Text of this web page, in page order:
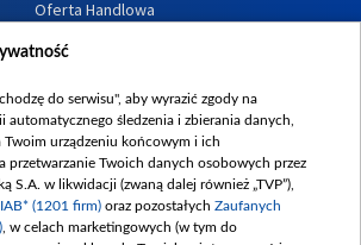
Oferta Handlowa
Dostępność
zgłoszeń wewnętrznych
do serwisu", aby wyrazić zgody na
automatycznego śledzenia i zbierania danych,
urządzeniu końcowym i ich
przetwarzanie Twoich danych osobowych przez
S.A. w likwidacji (zwaną dalej również „TVP”),
(1201 firm) oraz pozostałych Zaufanych
, w celach marketingowych (w tym do